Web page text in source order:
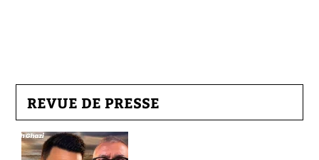
REVUE DE PRESSE